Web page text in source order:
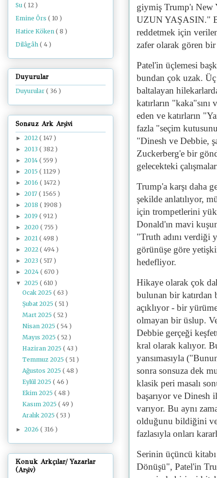
giymiş Trump'ı New
UZUN YAŞASIN."
reddetmek için
zafer olarak gören
Patel'in üçlemesi
bundan çok uzak. Üç
baltalayan
katırların
eden ve katırların
fazla "seçim
"Dinesh ve Debbie,
Zuckerberg'e bir
gelecekteki
Trump'a karşı daha
şekilde anlatılıyor,
için trompetlerini
Donald'ın mavi
"Truth adını verdiği
görünüşe göre
hedefliyor.
Hikaye olarak çok
bulunan bir
açıklıyor - bir
olmayan bir üslup.
Debbie gerçeği
kral olarak kalıyor.
yansımasıyla
sonra sonsuza dek
klasik peri masalı
başarıyor ve Dinesh
varıyor. Bu aynı
olduğunu bildiğini ve
fazlasıyla onları
Serinin üçüncü
Dönüşü", Patel'in
Su ( 12 )
Emine Örs ( 10 )
Hatice Köken ( 8 )
Dilâgâh ( 4 )
Duyurular
Duyurular ( 36 )
Sonsuz Ark Arşivi
► 2012 ( 147 )
► 2013 ( 382 )
► 2014 ( 559 )
► 2015 ( 1129 )
► 2016 ( 1472 )
► 2017 ( 1565 )
► 2018 ( 1908 )
► 2019 ( 912 )
► 2020 ( 755 )
► 2021 ( 498 )
► 2022 ( 494 )
► 2023 ( 517 )
► 2024 ( 670 )
▼ 2025 ( 610 )
Ocak 2025( 63 )
Şubat 2025( 51 )
Mart 2025( 52 )
Nisan 2025( 54 )
Mayıs 2025( 52 )
Haziran 2025( 43 )
Temmuz 2025( 51 )
Ağustos 2025( 48 )
Eylül 2025( 46 )
Ekim 2025( 48 )
Kasım 2025( 49 )
Aralık 2025( 53 )
► 2026 ( 316 )
Konuk Arkçılar/ Yazarlar
(Arşiv)